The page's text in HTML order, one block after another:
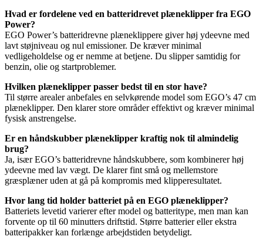
Hvad er fordelene ved en batteridrevet plæneklipper fra EGO
Power?
EGO Power’s batteridrevne plæneklippere giver høj ydeevne med
lavt støjniveau og nul emissioner. De kræver minimal
vedligeholdelse og er nemme at betjene. Du slipper samtidig for
benzin, olie og startproblemer.
Hvilken plæneklipper passer bedst til en stor have?
Til større arealer anbefales en selvkørende model som EGO’s 47 cm
plæneklipper. Den klarer store områder effektivt og kræver minimal
fysisk anstrengelse.
Er en håndskubber plæneklipper kraftig nok til almindelig
brug?
Ja, især EGO’s batteridrevne håndskubbere, som kombinerer høj
ydeevne med lav vægt. De klarer fint små og mellemstore
græsplæner uden at gå på kompromis med klipperesultatet.
Hvor lang tid holder batteriet på en EGO plæneklipper?
Batteriets levetid varierer efter model og batteritype, men man kan
forvente op til 60 minutters driftstid. Større batterier eller ekstra
batteripakker kan forlænge arbejdstiden betydeligt.